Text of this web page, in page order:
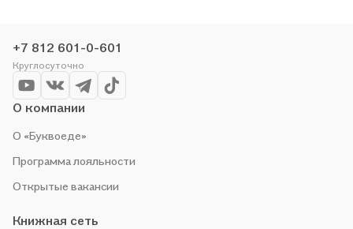
+7 812 601-0-601
Круглосуточно
О компании
О «Буквоеде»
Программа лояльности
Открытые вакансии
Книжная сеть